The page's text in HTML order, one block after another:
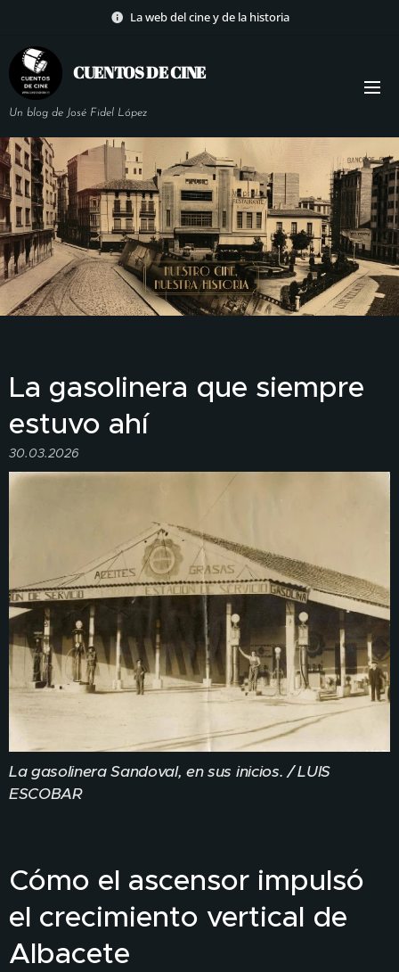
La web del cine y de la historia
CUENTOS DECINE
Un blog de José Fidel López
La gasolinera que siempre
estuvo ahí
30.03.2026
La gasolinera Sandoval, en sus inicios. / LUIS
ESCOBAR
Cómo el ascensor impulsó
el crecimiento vertical de
Albacete